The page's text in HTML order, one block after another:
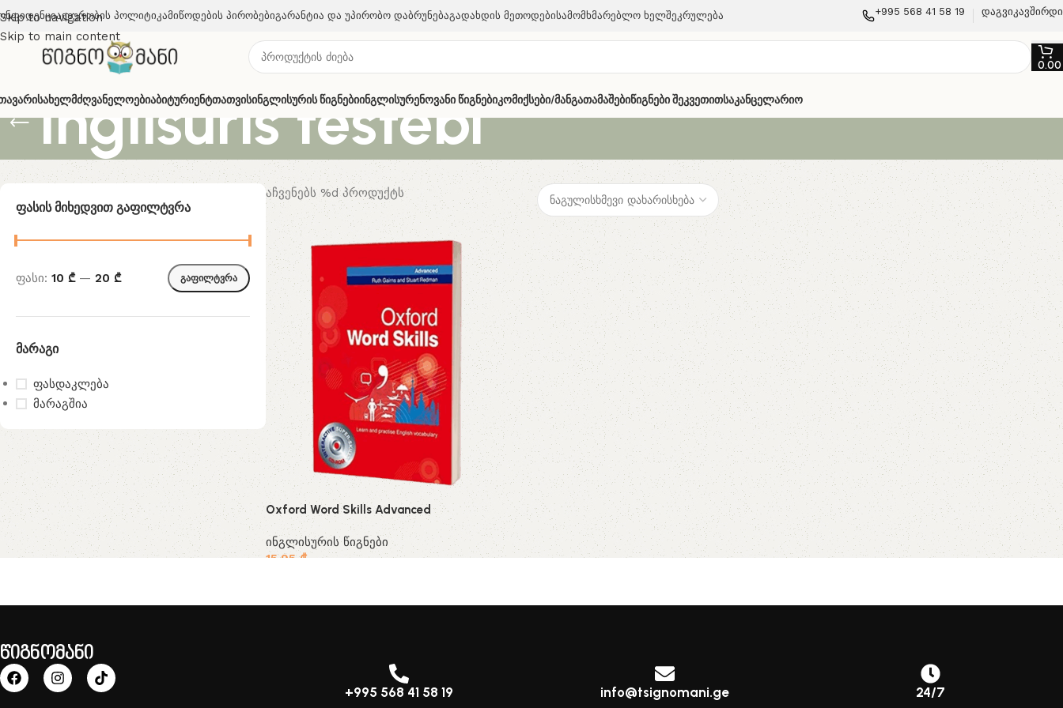
Skip to navigation
Skip to main content
ᲞოლიტიკაᲛიწოდების ᲞირობებიᲒარანტია Და Უპირობო ᲓაბრუნებაᲒადახდის ᲛეთოდებიᲡამომხმარებლო Ხელშეკრულება +995 568 41 58 19
0.00
ᲡახელმძღვანელოებიᲐბიტურიენტთათვისᲘნგლისურის ᲬიგნებიᲘნგლისურენოვანი ᲬიგნებიᲙომიქსები/მანგაᲗამაშებიᲬიგნები ᲨეკვეთითᲡაკანცელარიო
inglisuris testebi
Ფასის Მიხედვით Გაფილტვრა
გაფილტვრა
ფასი: 10 ₾— 20 ₾
Მარაგი
ფასდაკლება
მარაგშია
აჩვენებს %d პროდუქტს
Oxford Word Skills Advanced
ინგლისურის წიგნები
15.95₾
წიგნომანი
+995 568 41 58 19 info@tsignomani.ge 24/7